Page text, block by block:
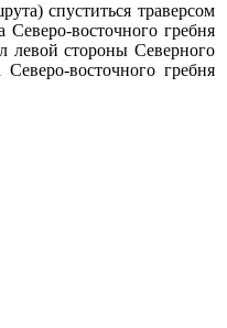
спуститься траверсом
восточного гребня
левой стороны Северного
восточного гребня